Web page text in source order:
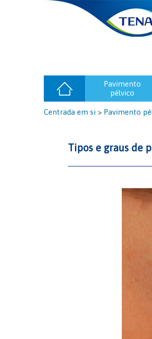
pavimento
pélvico
Centrada em si > Pavimento
Tipos e graus de